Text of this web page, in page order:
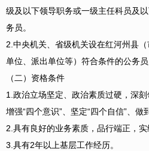
级及以下领导职务或一级主任科员及
务员。
2.中央机关、省级机关设在红河州县
单位、派出单位等）符合条件的公务员
（二）资格条件
1.政治立场坚定、政治素质过硬，深刻
增强“四个意识”、坚定“四个自信”、做
2.具有良好的业务素质，品行端正，实
3.具有2年以上基层工作经历。